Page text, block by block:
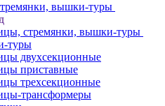
вышки-туры
стремянки, вышки-туры
туры
двухсекционные
приставные
трехсекционные
трансформеры